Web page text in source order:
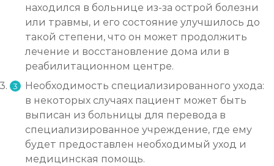
находился в больнице из-за острой болезни
или травмы, и его состояние улучшилось до
такой степени, что он может продолжить
лечение и восстановление дома или в
реабилитационном центре.
Необходимость специализированного ухода:
в некоторых случаях пациент может быть
выписан из больницы для перевода в
специализированное учреждение, где ему
будет предоставлен необходимый уход и
медицинская помощь.